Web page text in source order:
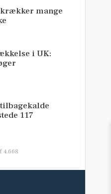
mange
i UK:
117
4.668